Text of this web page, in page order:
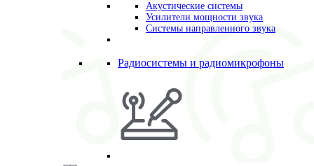
Акустические системы
Усилители мощности звука
Системы направленного звука
Радиосистемы и радиомикрофоны